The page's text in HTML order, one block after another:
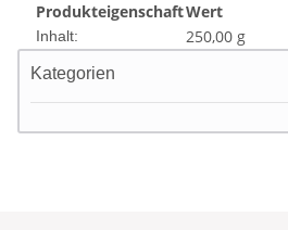
ProdukteigenschaftWert
Inhalt: 250,00 g
Kategorien